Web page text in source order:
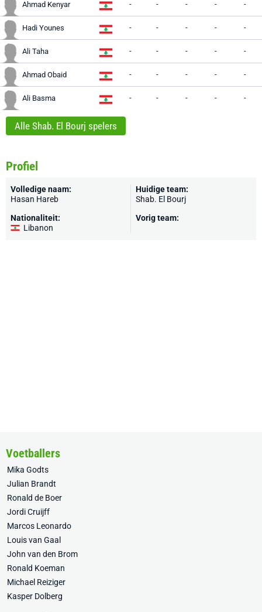
Ahmad Kenyar - - - - -
Hadi Younes - - - - -
Ali Taha - - - - -
Ahmad Obaid - - - - -
Ali Basma - - - - -
Alle Shab. El Bourj spelers
Profiel
Volledige naam:
Hasan Hareb
Nationaliteit:
Libanon
Huidige team:
Shab. El Bourj
Vorig team:
Voetballers
Mika Godts
Julian Brandt
Ronald de Boer
Jordi Cruijff
Marcos Leonardo
Louis van Gaal
John van den Brom
Ronald Koeman
Michael Reiziger
Kasper Dolberg